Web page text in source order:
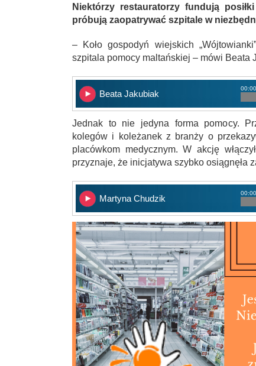
Niektórzy restauratorzy fundują
próbują zaopatrywać szpitale w
– Koło gospodyń wiejskich
szpitala pomocy maltańskiej – mówi Beata
Beata Jakubiak
Jednak to nie jedyna forma pomocy.
kolegów i koleżanek z branży o
placówkom medycznym. W akcję
przyznaje, że inicjatywa szybko osiągnęła
Martyna Chudzik